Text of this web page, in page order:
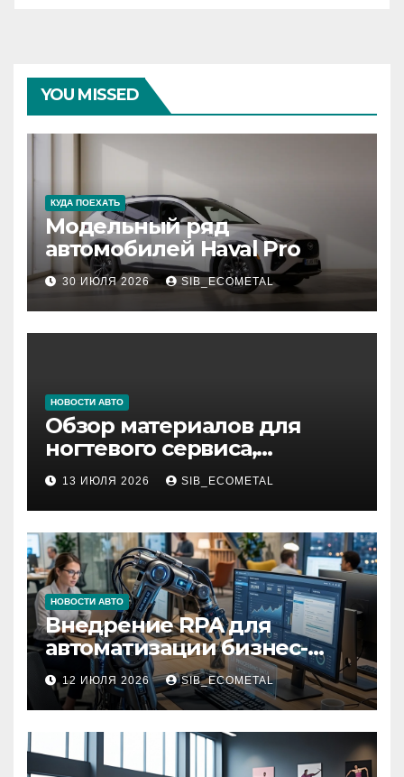
YOU MISSED
КУДА ПОЕХАТЬ
Модельный ряд
автомобилей Haval Pro
30 ИЮЛЯ 2026 SIB_ECOMETAL
НОВОСТИ АВТО
Обзор материалов для
ногтевого сервиса,
наращивания ресниц и
депиляции
13 ИЮЛЯ 2026 SIB_ECOMETAL
НОВОСТИ АВТО
Внедрение RPA для
автоматизации бизнес-
процессов
12 ИЮЛЯ 2026 SIB_ECOMETAL